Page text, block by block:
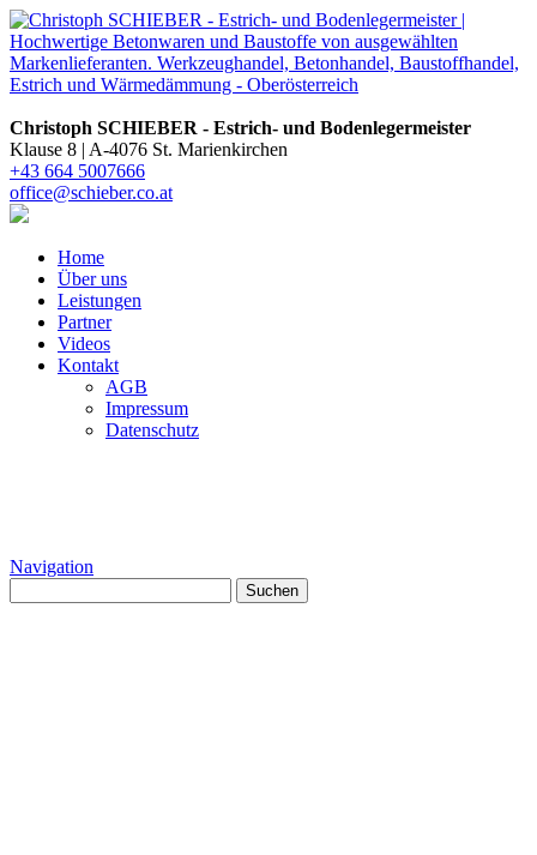
Christoph SCHIEBER - Estrich- und Bodenlegermeister
Klause 8 | A-4076 St. Marienkirchen
+43 664 5007666
office@schieber.co.at
Home
Über uns
Leistungen
Partner
Videos
Kontakt
AGB
Impressum
Datenschutz
Navigation
nach: